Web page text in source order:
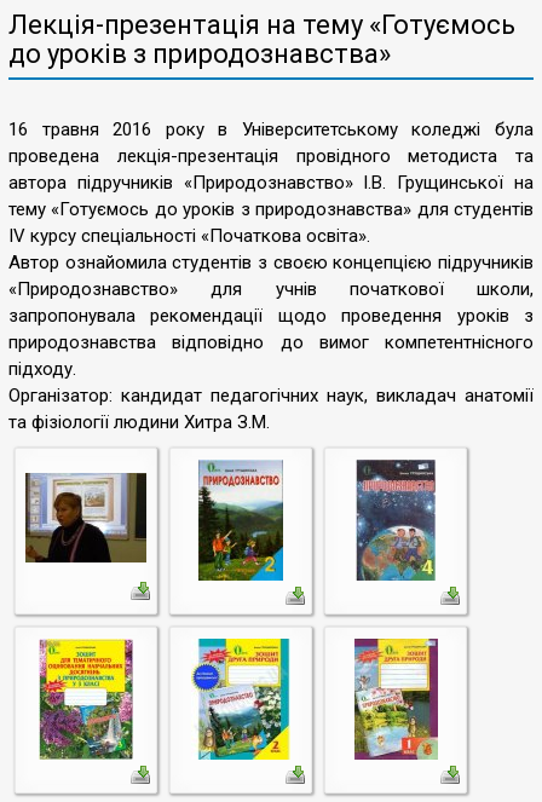
Лекція-презентація на тему «Готуємось
до уроків з природознавства»
16 травня 2016 року в Університетському коледжі була
проведена лекція-презентація провідного методиста та
автора підручників «Природознавство» І.В. Грущинської на
тему «Готуємось до уроків з природознавства» для студентів
ІV курсу спеціальності «Початкова освіта».
Автор ознайомила студентів з своєю концепцією підручників
«Природознавство» для учнів початкової школи,
запропонувала рекомендації щодо проведення уроків з
природознавства відповідно до вимог компетентнісного
підходу.
Організатор: кандидат педагогічних наук, викладач анатомії
та фізіології людини Хитра З.М.